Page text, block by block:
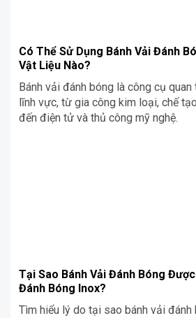
Có Thể Sử Dụng Bánh Vải Đánh
Vật Liệu Nào?
Bánh vải đánh bóng là công cụ
lĩnh vực, từ gia công kim loại, chế
đến điện tử và thủ công mỹ nghệ.
Tại Sao Bánh Vải Đánh Bóng
Đánh Bóng Inox?
Tìm hiểu lý do tại sao bánh vải